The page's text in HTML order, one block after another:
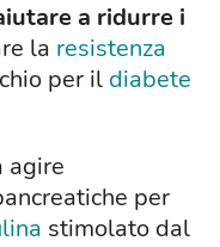
a ridurre i
la resistenza
per il diabete
agire
per
stimolato dal